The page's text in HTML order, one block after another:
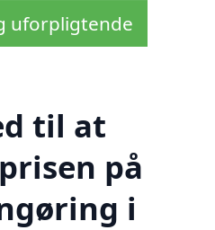
uforpligtende
til at
på
i